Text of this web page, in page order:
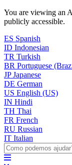
You are viewing an
publicly accessible.
ES Spanish
ID Indonesian
TR Turkish
BR Portuguese
JP Japanese
DE German
US English (US)
IN Hindi
TH Thai
FR French
RU Russian
IT Italian